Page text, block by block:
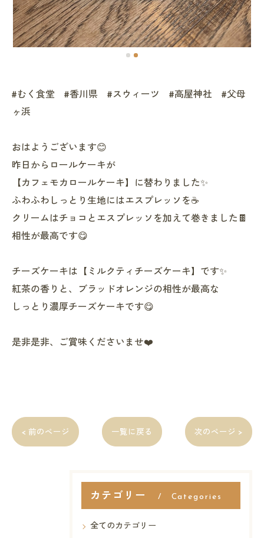
#むく食堂 #香川県 #スウィーツ #高屋神社 #父母
ヶ浜
おはようございます😊
昨日からロールケーキが
【カフェモカロールケーキ】に替わりました✨
ふわふわしっとり生地にはエスプレッソを☕️
クリームはチョコとエスプレッソを加えて巻きました🍫
相性が最高です😋
チーズケーキは【ミルクティチーズケーキ】です✨
紅茶の香りと、ブラッドオレンジの相性が最高な
しっとり濃厚チーズケーキです😋
是非是非、ご賞味くださいませ❤️
< 前のページ 一覧に戻る 次のページ >
カテゴリー Categories
全てのカテゴリー